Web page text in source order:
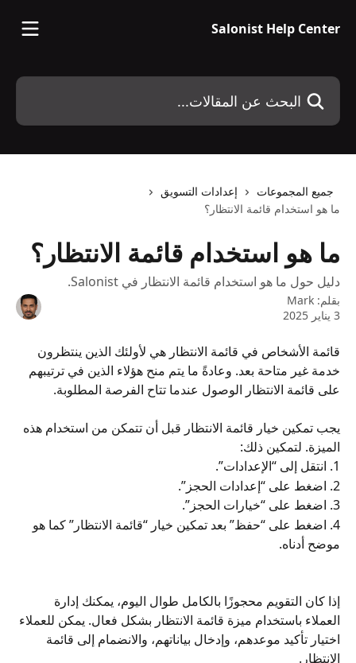
Salonist Help Center
البحث عن المقالات...
جميع المجموعات
إعدادات التسويق
ما هو استخدام قائمة الانتظار؟
ما هو استخدام قائمة الانتظار؟
دليل حول ما هو استخدام قائمة الانتظار في Salonist.
بقلم: Mark
3 يناير 2025
قائمة الأشخاص في قائمة الانتظار هي لأولئك الذين ينتظرون
خدمة غير متاحة بعد. وعادةً ما يتم منح هؤلاء الذين في ترتيبهم
على قائمة الانتظار الوصول عندما تتاح الفرصة المطلوبة.
يجب تمكين خيار قائمة الانتظار قبل أن تتمكن من استخدام هذه
الميزة. لتمكين ذلك:
1. انتقل إلى “الإعدادات”.
2. اضغط على “إعدادات الحجز”.
3. اضغط على “خيارات الحجز”.
4. اضغط على “حفظ” بعد تمكين خيار “قائمة الانتظار” كما هو
موضح أدناه.
إذا كان التقويم محجوزًا بالكامل طوال اليوم، يمكنك إدارة
العملاء باستخدام ميزة قائمة الانتظار بشكل فعال. يمكن للعملاء
اختيار تأكيد موعدهم، وإدخال بياناتهم، والانضمام إلى قائمة
الانتظار.